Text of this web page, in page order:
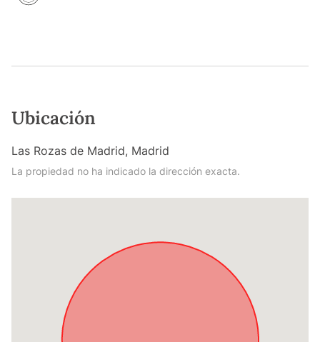
Ubicación
Las Rozas de Madrid, Madrid
La propiedad no ha indicado la dirección exacta.